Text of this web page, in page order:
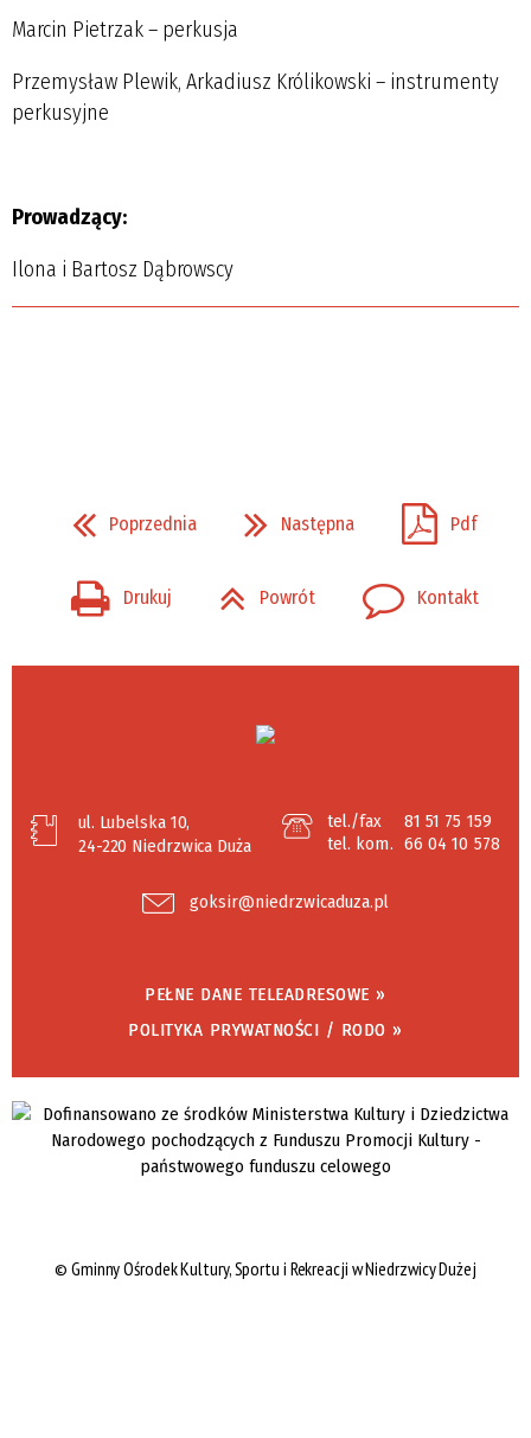
Marcin Pietrzak – perkusja
Przemysław Plewik, Arkadiusz Królikowski – instrumenty
perkusyjne
Prowadzący:
Ilona i Bartosz Dąbrowscy
Poprzednia Następna Pdf
Drukuj Powrót Kontakt
ul. Lubelska 10,
24-220 Niedrzwica Duża
tel./fax
81 51 75 159
tel. kom. 66 04 10 578
goksir@niedrzwicaduza.pl
PEŁNE DANE TELEADRESOWE »
POLITYKA PRYWATNOŚCI / RODO »
© Gminny Ośrodek Kultury, Sportu i Rekreacji w Niedrzwicy Dużej